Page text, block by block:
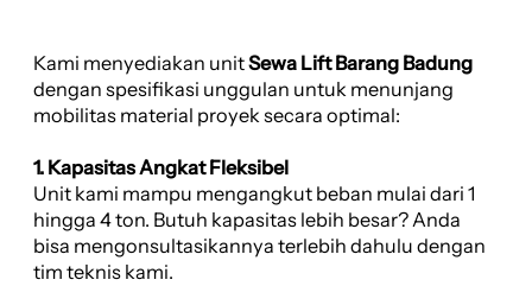
Kami menyediakan unitSewa Lift Barang Badung
dengan spesifikasi unggulan untuk menunjang
mobilitas material proyek secara optimal:
1. Kapasitas Angkat Fleksibel
Unit kami mampu mengangkut beban mulai dari 1
hingga 4 ton. Butuh kapasitas lebih besar? Anda
bisa mengonsultasikannya terlebih dahulu dengan
tim teknis kami.